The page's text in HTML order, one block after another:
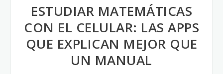
ESTUDIAR MATEMÁTICAS
CON EL CELULAR: LAS APPS
QUE EXPLICAN MEJOR QUE
UN MANUAL